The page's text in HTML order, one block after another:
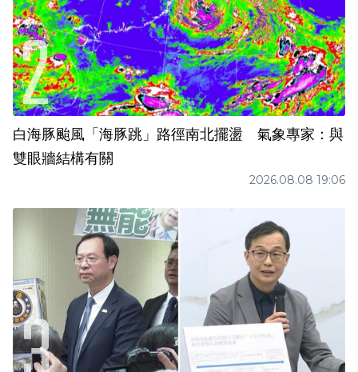
白海豚颱風「海豚跳」路徑南北擺盪 氣象專家：與
雙眼牆結構有關
2026.08.08 19:06